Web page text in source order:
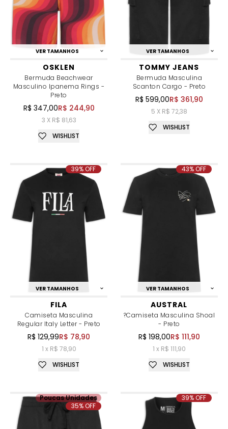
VER TAMANHOS
OSKLEN
Bermuda Beachwear
Masculino Ipanema Rings -
Preto
R$ 347,00R$ 244,90
3 X R$ 81,63
WISHLIST
VER TAMANHOS
TOMMY JEANS
Bermuda Masculina
Scanton Cargo - Preto
R$ 599,00R$ 361,90
5 X R$ 72,38
WISHLIST
VER TAMANHOS
FILA
Camiseta Masculina
Regular Italy Letter - Preto
R$ 129,99R$ 78,90
1 x R$ 78,90
39% OFF
WISHLIST
VER TAMANHOS
AUSTRAL
?Camiseta Masculina Shoal
- Preto
R$ 198,00R$ 111,90
1 x R$ 111,90
43% OFF
WISHLIST
Poucas Unidades
35% OFF
39% OFF